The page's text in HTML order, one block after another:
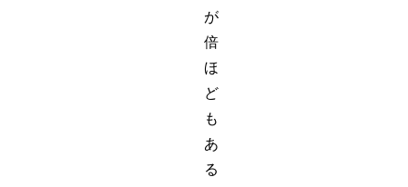
が
倍
ほ
ど
も
あ
る